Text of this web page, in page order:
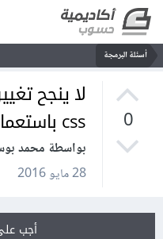
أسئلة البرمجة
0
لا ينجح
css باستعمال bootstrap؟
بواسطة محمد
28 مايو 2016
أجب